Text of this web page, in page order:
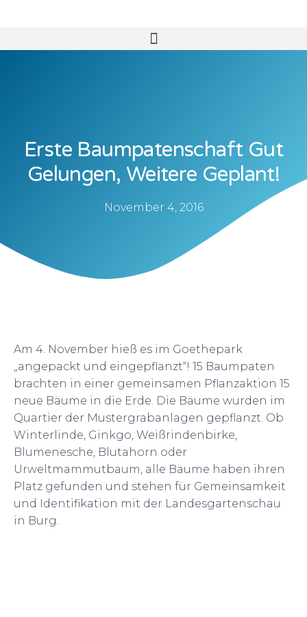
Erste Baumpatenschaft Gut
Gelungen, Weitere Geplant!
November 4, 2016
Am 4. November hieß es im Goethepark
„angepackt und eingepflanzt“! 15 Baumpaten
brachten in einer gemeinsamen Pflanzaktion 15
neue Bäume in die Erde. Die Bäume wurden im
Quartier der Mustergrabanlagen gepflanzt. Ob
Winterlinde, Ginkgo, Weißrindenbirke,
Blumenesche, Blutahorn oder
Urweltmammutbaum, alle Bäume haben ihren
Platz gefunden und stehen für Gemeinsamkeit
und Identifikation mit der Landesgartenschau
in Burg.